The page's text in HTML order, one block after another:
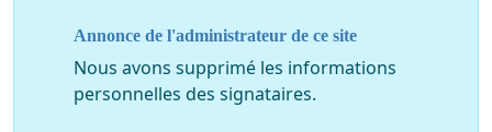
Annonce de l'administrateur de ce site
Nous avons supprimé les informations
personnelles des signataires.